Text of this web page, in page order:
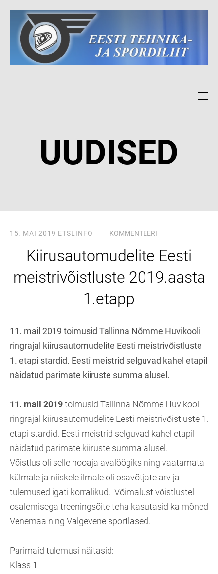
UUDISED
15. MAI 2019 ETSLINFO KOMMENTEERI
Kiirusautomudelite Eesti
meistrivõistluste 2019.aasta
1.etapp
11. mail 2019 toimusid Tallinna Nõmme Huvikooli
ringrajal kiirusautomudelite Eesti meistrivõistluste
1. etapi stardid. Eesti meistrid selguvad kahel etapil
näidatud parimate kiiruste summa alusel.
11. mail 2019toimusid Tallinna Nõmme Huvikooli
ringrajal kiirusautomudelite Eesti meistrivõistluste 1.
etapi stardid. Eesti meistrid selguvad kahel etapil
näidatud parimate kiiruste summa alusel.
Võistlus oli selle hooaja avalöögiks ning vaatamata
külmale ja niiskele ilmale oli osavõtjate arv ja
tulemused igati korralikud. Võimalust võistlustel
osalemisega treeningsõite teha kasutasid ka mõned
Venemaa ning Valgevene sportlased.
Parimaid tulemusi näitasid:
Klass 1